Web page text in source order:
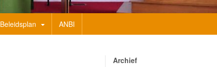
Beleidsplan ANBI
Archief